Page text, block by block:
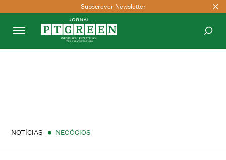
Subscrever Newsletter
NOTÍCIAS NEGÓCIOS